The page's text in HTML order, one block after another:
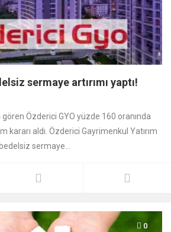
sermaye artırımı yaptı!
Özderici GYO yüzde 160 oranında
kararı aldı. Özderici Gayrimenkul Yatırım
sermaye...
0